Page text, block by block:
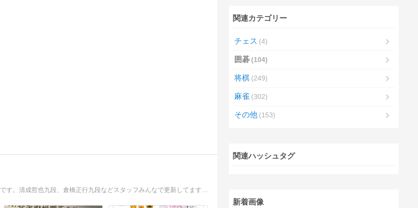
大阪市・難波、なんば囲碁学園（なんば囲碁センター）のブログです。清成哲也九段、倉橋正行九段などスタッフみんなで更新してます＾＾
関連カテゴリー
チェス 4
囲碁 104
将棋 249
麻雀 302
その他 153
関連ハッシュタグ
新着画像